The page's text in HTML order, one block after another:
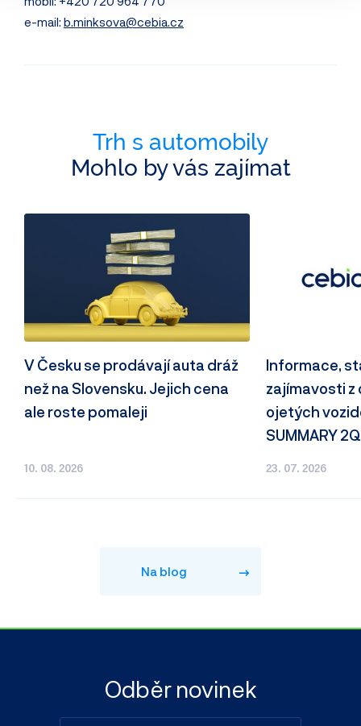
e-mail: b.minksova@cebia.cz
Trh s automobily
Mohlo by vás zajímat
10. 08. 2026
V Česku se prodávají auta dráž
než na Slovensku. Jejich cena
ale roste pomaleji
23. 07. 2026
Informace,
zajímavosti
ojetých
SUMMARY
Na blog
Odběr novinek